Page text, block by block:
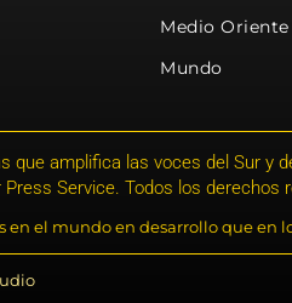
Medio
Mundo
amplifica las voces del Sur y
Service. Todos los derechos
el mundo en desarrollo que en